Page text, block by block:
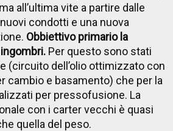
all’ultima vite a partire dalle
condotti e una nuova
Obbiettivo primario la
Per questo sono stati
(circuito dell’olio ottimizzato con
cambio e basamento) che per la
per pressofusione. La
con i carter vecchi è quasi
quella del peso.